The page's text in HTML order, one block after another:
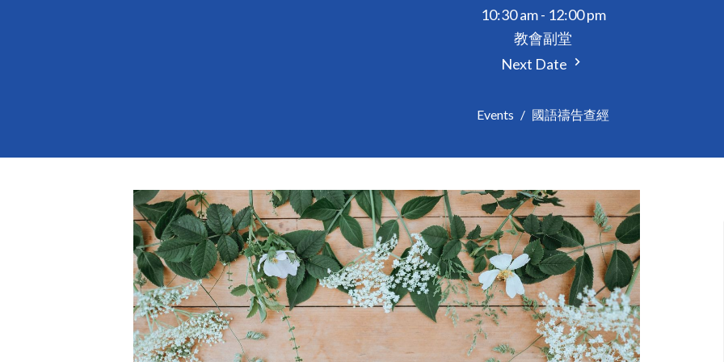
10:30 am - 12:00 pm
教會副堂
Next Date
Events 國語禱告查經